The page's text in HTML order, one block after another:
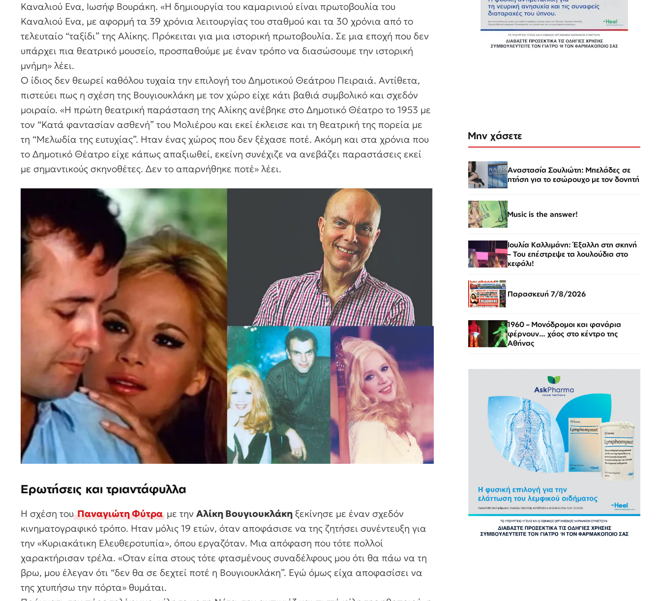
Καναλιού Ενα, Ιωσήφ Βουράκη. «Η δημιουργία του καμαρινιού είναι πρωτοβουλία του
Καναλιού Ενα, με αφορμή τα 39 χρόνια λειτουργίας του σταθμού και τα 30 χρόνια από το
τελευταίο “ταξίδι” της Αλίκης. Πρόκειται για μια ιστορική πρωτοβουλία. Σε μια εποχή που δεν
υπάρχει πια θεατρικό μουσείο, προσπαθούμε με έναν τρόπο να διασώσουμε την ιστορική
μνήμη» λέει.
Ο ίδιος δεν θεωρεί καθόλου τυχαία την επιλογή του Δημοτικού Θεάτρου Πειραιά. Αντίθετα,
πιστεύει πως η σχέση της Βουγιουκλάκη με τον χώρο είχε κάτι βαθιά συμβολικό και σχεδόν
μοιραίο. «Η πρώτη θεατρική παράσταση της Αλίκης ανέβηκε στο Δημοτικό Θέατρο το 1953 με
τον “Κατά φαντασίαν ασθενή” του Μολιέρου και εκεί έκλεισε και τη θεατρική της πορεία με
τη “Μελωδία της ευτυχίας”. Ηταν ένας χώρος που δεν ξέχασε ποτέ. Ακόμη και στα χρόνια που
το Δημοτικό Θέατρο είχε κάπως απαξιωθεί, εκείνη συνέχιζε να ανεβάζει παραστάσεις εκεί
με σημαντικούς σκηνοθέτες. Δεν το απαρνήθηκε ποτέ» λέει.
Ερωτήσεις και τριαντάφυλλα
Η σχέση τουΠαναγιώτη Φύτραμε την Αλίκη Βουγιουκλάκη ξεκίνησε με έναν σχεδόν
κινηματογραφικό τρόπο. Ηταν μόλις 19 ετών, όταν αποφάσισε να της ζητήσει συνέντευξη για
την «Κυριακάτικη Ελευθεροτυπία», όπου εργαζόταν. Μια απόφαση που τότε πολλοί
χαρακτήρισαν τρέλα. «Οταν είπα στους τότε φτασμένους συναδέλφους μου ότι θα πάω να τη
βρω, μου έλεγαν ότι “δεν θα σε δεχτεί ποτέ η Βουγιουκλάκη”. Εγώ όμως είχα αποφασίσει να
της χτυπήσω την πόρτα» θυμάται.
Μην χάσετε
Αναστασία Σουλιώτη: Μπελάδες σε
πτήση για το εσώρουχο με τον δονητή
Music is the answer!
Ιουλία Καλλιμάνη: Έξαλλη στη σκηνή
– Του επέστρεψε τα λουλούδια στο
κεφάλι!
Παρασκευή 7/8/2026
1960 – Μονόδρομοι και φανάρια
φέρνουν… χάος στο κέντρο της
Αθήνας